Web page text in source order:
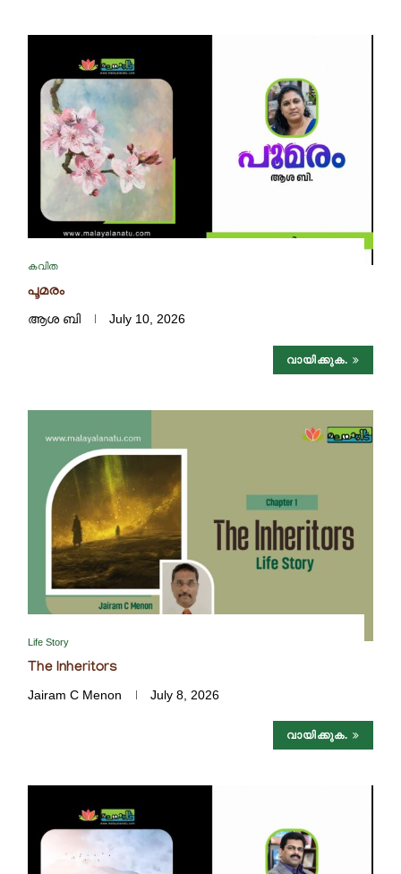
കവിത
പൂമരം
ആശ ബി July 10, 2026
വായിക്കുക.
Life Story
The Inheritors
Jairam C Menon July 8, 2026
വായിക്കുക.